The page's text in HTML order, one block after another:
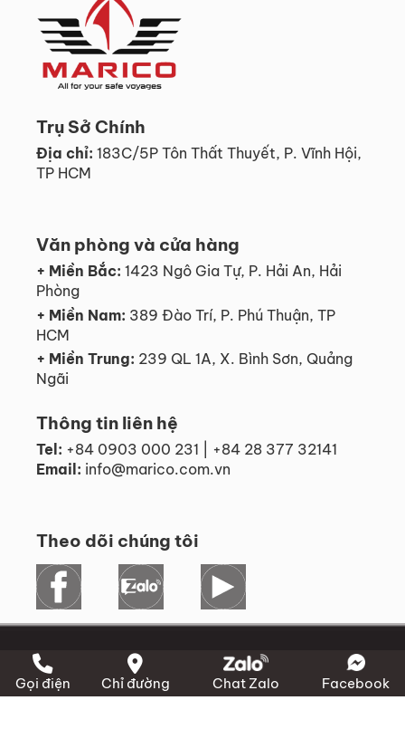
Trụ Sở Chính
Địa chỉ: 183C/5P Tôn Thất Thuyết, P. Vĩnh Hội,
TP HCM
Văn phòng và cửa hàng
+ Miền Bắc: 1423 Ngô Gia Tự, P. Hải An, Hải
Phòng
+ Miền Nam: 389 Đào Trí, P. Phú Thuận, TP
HCM
+ Miền Trung: 239 QL 1A, X. Bình Sơn, Quảng
Ngãi
Thông tin liên hệ
Tel: +84 0903 000 231 | +84 28 377 32141
Email: info@marico.com.vn
Theo dõi chúng tôi
Gọi điện Chỉ đường Chat Zalo Facebook